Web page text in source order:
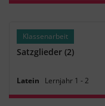
Klassenarbeit
Satzglieder (2)
Latein Lernjahr 1 ‐2